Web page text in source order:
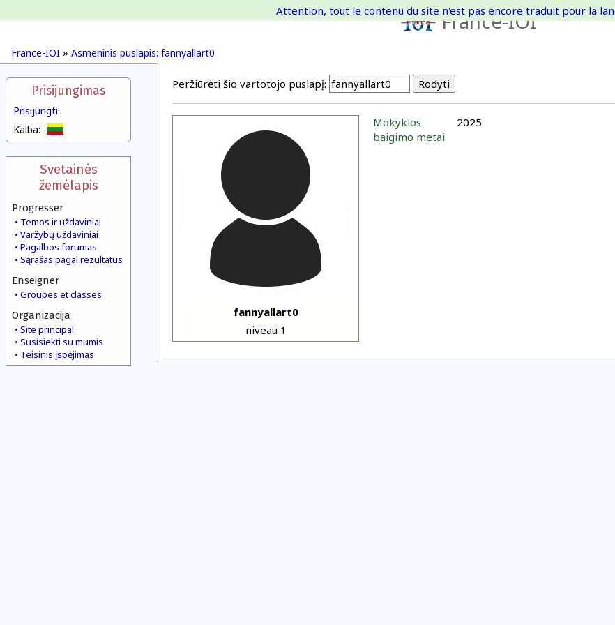
France-IOI
France-IOI » Asmeninis puslapis: fannyallart0
Attention, tout le contenu du site n'est pas encore traduit pour la
Prisijungimas
Prisijungti
Kalba:
Svetainės
žemėlapis
Progresser
Temos ir uždaviniai
Varžybų uždaviniai
Pagalbos forumas
Sąrašas pagal rezultatus
Enseigner
Groupes et classes
Organizacija
Site principal
Susisiekti su mumis
Teisinis įspėjimas
Peržiūrėti šio vartotojo puslapį:
fannyallart0
niveau 1
Mokyklos
baigimo metai
2025